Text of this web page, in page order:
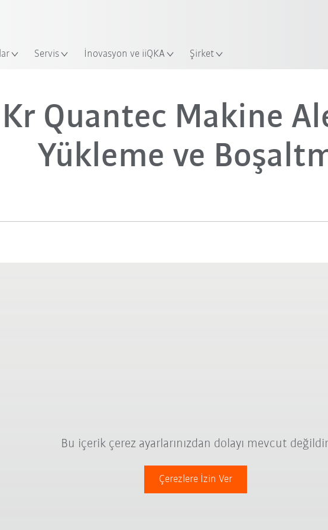
Servis İnovasyon ve iiQKA Şirket
Kr Quantec Makine
Yükleme ve
Bu içerik çerez ayarlarınızdan dolayı mevcut
Çerezlere İzin Ver